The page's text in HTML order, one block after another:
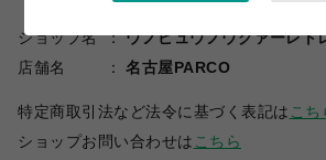
ショップ名
ウノピュウノウグァーレト
店舗名
名古屋PARCO
特定商取引法など法令に基づく表記は こち
ショップお問い合わせは こちら